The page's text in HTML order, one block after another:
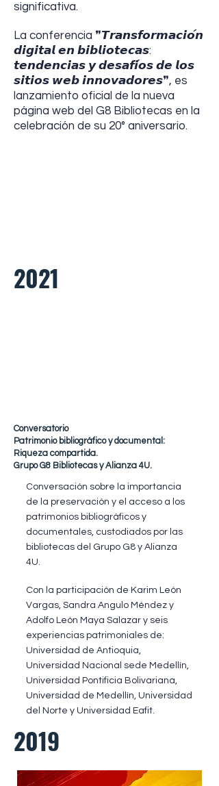
significativa.
La conferencia ❞𝙏𝙧𝙖𝙣𝙨𝙛𝙤𝙧𝙢𝙖𝙘𝙞𝙤́𝙣
𝙙𝙞𝙜𝙞𝙩𝙖𝙡 𝙚𝙣 𝙗𝙞𝙗𝙡𝙞𝙤𝙩𝙚𝙘𝙖𝙨:
𝙩𝙚𝙣𝙙𝙚𝙣𝙘𝙞𝙖𝙨 𝙮 𝙙𝙚𝙨𝙖𝙛𝙞́𝙤𝙨 𝙙𝙚 𝙡𝙤𝙨
𝙨𝙞𝙩𝙞𝙤𝙨 𝙬𝙚𝙗 𝙞𝙣𝙣𝙤𝙫𝙖𝙙𝙤𝙧𝙚𝙨❞, es
lanzamiento oficial de la nueva
página web del G8 Bibliotecas en la
celebración de su 20° aniversario.
2021
Conversatorio
Patrimonio bibliográfico y documental:
Riqueza compartida.
Grupo G8 Bibliotecas y Alianza 4U.
Conversación sobre la importancia
de la preservación y el acceso a los
patrimonios bibliográficos y
documentales, custodiados por las
bibliotecas del Grupo G8 y Alianza
4U.
Con la participación de Karim León
Vargas, Sandra Angulo Méndez y
Adolfo León Maya Salazar y seis
experiencias patrimoniales de:
Universidad de Antioquia,
Universidad Nacional sede Medellín,
Universidad Pontificia Bolivariana,
Universidad de Medellín, Universidad
del Norte y Universidad Eafit.
2019